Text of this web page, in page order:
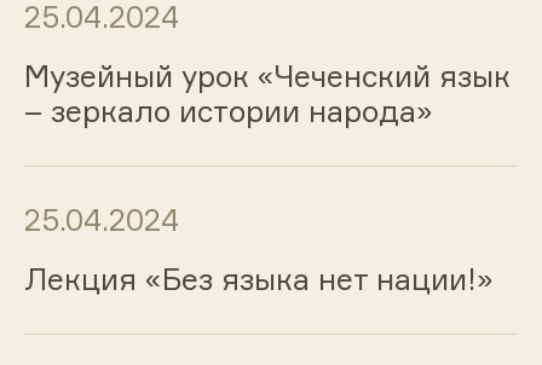
25.04.2024
Музейный урок «Чеченский язык
– зеркало истории народа»
25.04.2024
Лекция «Без языка нет нации!»